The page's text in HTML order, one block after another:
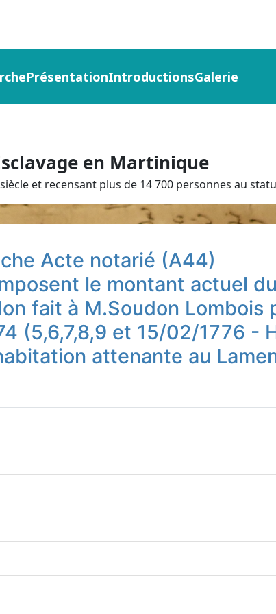
PrésentationIntroductionsGalerie
en Martinique
et recensant plus de 14 700 personnes au
Acte notarié (A44)
le montant actuel
fait à M.Soudon Lombois
(5,6,7,8,9 et 15/02/1776 -
attenante au